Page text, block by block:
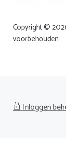
Copyright ©
voorbehouden
Inloggen